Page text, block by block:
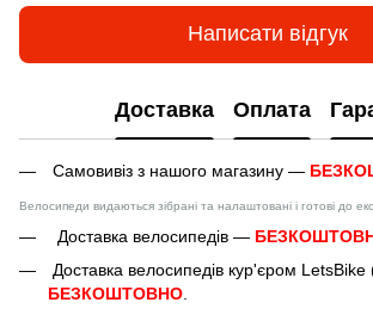
Написати відгук
Доставка Оплата
Самовивіз з нашого магазину —
Велосипеди видаються зібрані та налаштовані і готові до
Доставка велосипедів —
Доставка велосипедів кур'єром LetsBike
БЕЗКОШТОВНО.